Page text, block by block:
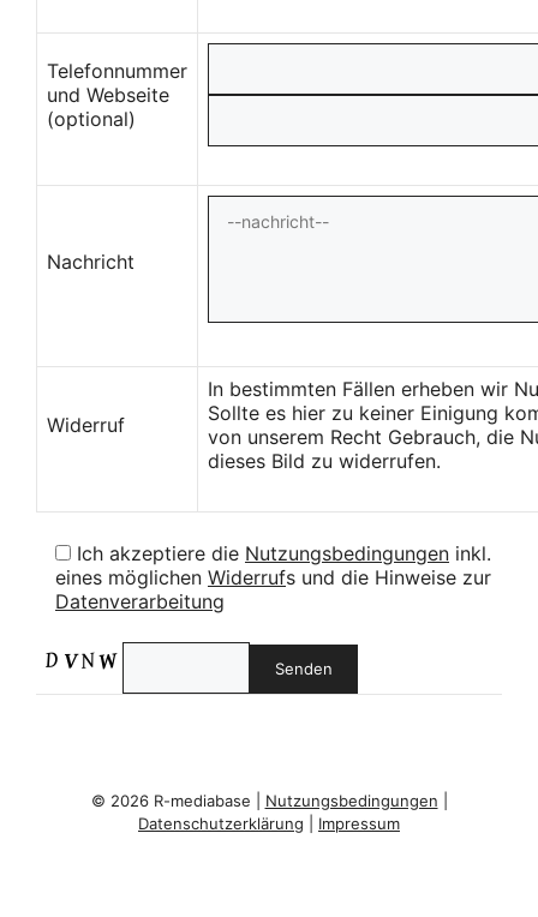
Telefonnummer
und Webseite
(optional)
Nachricht
Widerruf
In bestimmten Fällen erheben wir
Sollte es hier zu keiner Einigung
von unserem Recht Gebrauch, die
dieses Bild zu widerrufen.
Ich akzeptiere die Nutzungsbedingungen inkl.
eines möglichen Widerrufs und die Hinweise zur
Datenverarbeitung
© 2026 R-mediabase | Nutzungsbedingungen
Datenschutzerklärung
Impressum